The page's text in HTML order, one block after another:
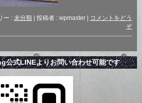
ー : 未分類 | 投稿者 : wpmaster | コメントをどう
ぞ
式LINEよりお問い合わせ可能です